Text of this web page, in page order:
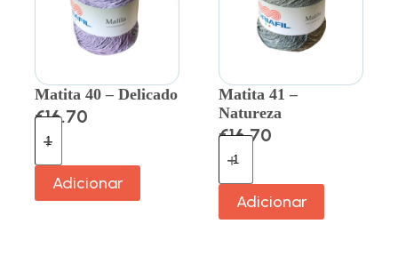
Matita 40 – Delicado
€16.70
Adicionar
Matita 41 –
Natureza
€16.70
Adicionar